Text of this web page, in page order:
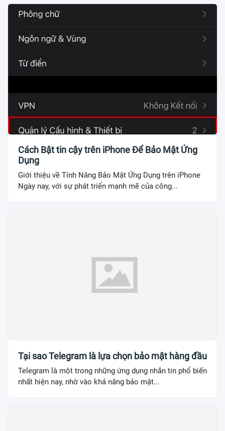
Cách Bật tin cậy trên iPhone Để Bảo Mật Ứng
Dụng
Giới thiệu về Tính Năng Bảo Mật Ứng Dụng trên iPhone
Ngày nay, với sự phát triển mạnh mẽ của công...
Tại sao Telegram là lựa chọn bảo mật hàng đầu
Telegram là một trong những ứng dụng nhắn tin phổ biến
nhất hiện nay, nhờ vào khả năng bảo mật...